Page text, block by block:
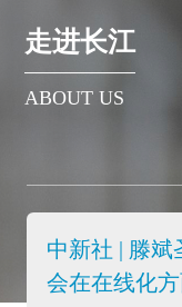
走进长江
ABOUT US
中新社 | 滕斌
会在在线化